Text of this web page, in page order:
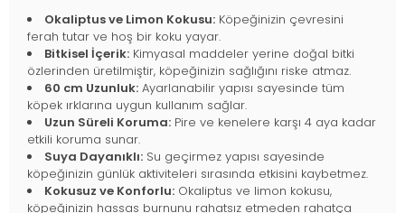
Okaliptus ve Limon Kokusu: Köpeğinizin çevresini
ferah tutar ve hoş bir koku yayar.
Bitkisel İçerik: Kimyasal maddeler yerine doğal bitki
özlerinden üretilmiştir, köpeğinizin sağlığını riske atmaz.
60 cm Uzunluk: Ayarlanabilir yapısı sayesinde tüm
köpek ırklarına uygun kullanım sağlar.
Uzun Süreli Koruma: Pire ve kenelere karşı 4 aya kadar
etkili koruma sunar.
Suya Dayanıklı: Su geçirmez yapısı sayesinde
köpeğinizin günlük aktiviteleri sırasında etkisini kaybetmez.
Kokusuz ve Konforlu: Okaliptus ve limon kokusu,
köpeğinizin hassas burnunu rahatsız etmeden rahatça